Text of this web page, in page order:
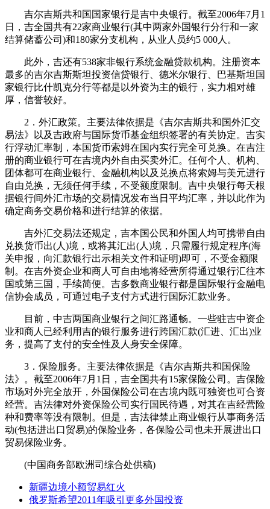
吉尔吉斯共和国国家银行是吉中央银行。截至2006年7月1
日，吉全国共有22家商业银行(其中两家外国银行分行和一家
结算储蓄公司)和180家分支机构，从业人员约5 000人。
此外，吉还有538家非银行系统金融贷款机构。注册资本
最多的吉尔吉斯斯坦投资信贷银行、德米尔银行、巴基斯坦国
家银行比什凯克分行等都是以外资为主的银行，实力相对雄
厚，信誉较好。
2．外汇政策。主要法律依据是《吉尔吉斯共和国外汇交
易法》以及吉政府与国际货币基金组织签署的有关协定。吉实
行浮动汇率制，本国货币索姆在国内实行完全可兑换。在吉注
册的商业银行可在吉境内外自由买卖外汇。任何个人、机构、
团体都可在商业银行、金融机构以及兑换点将索姆与美元进行
自由兑换，无须任何手续，不受额度限制。吉中央银行每天根
据银行间外汇市场的交易情况发布当日平均汇率，并以此作为
确定商务交易价格和进行结算的依据。
吉外汇交易法还规定，吉本国公民和外国人均可携带自由
兑换货币出(人)境，或将其汇出(人)境，只需履行规定程序(海
关申报，向汇款银行出示相关文件和证明)即可，不受金额限
制。在吉外资企业和商人可自由地将经营所得通过银行汇往本
国或第三国，手续简便。吉多数商业银行都是国际银行金融电
信协会成员，可通过电子支付方式进行国际汇款业务。
目前，中吉两国商业银行之间汇路通畅。一些驻吉中资企
业和商人已经利用吉的银行服务进行跨国汇款(汇进、汇出)业
务，提高了支付的安全性及人身安全保障。
3．保险服务。主要法律依据是《吉尔吉斯共和国保险
法》。截至2006年7月1日，吉全国共有15家保险公司。吉保险
市场对外完全放开，外国保险公司在吉境内既可独资也可合资
经营。吉法律对外资保险公司实行国民待遇，对其在吉经营险
种和费率等没有限制。但是，吉法律禁止商业银行从事商务活
动(包括进出口贸易)的保险业务，各保险公司也未开展进出口
贸易保险业务。
(中国商务部欧洲司综合处供稿)
新疆边境小额贸易红火
俄罗斯希望2011年吸引更多外国投资